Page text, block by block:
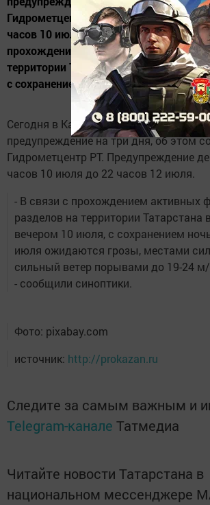
Гидрометцентр РТ. Предупреждение
часов 10 июля до 22 часов 12 июля. -
прохождением активных
территории Татарстана в конце дня и
с сохранением ночью...
Сегодня в Казани и в Татарстане
предупреждение на три дня, об этом
Гидрометцентр РТ. Предупреждение
часов 10 июля до 22 часов 12 июля.
- В связи с прохождением активных
разделов на территории Татарстана
вечером 10 июля, с сохранением
июля ожидаются грозы, местами
сильный ветер порывами до 19-24 м/
- сообщили синоптики.
Фото: pixabay.com
источник: http://prokazan.ru
Следите за самым важным и
Telegram-канале Татмедиа
Читайте новости Татарстана в
национальном мессенджере